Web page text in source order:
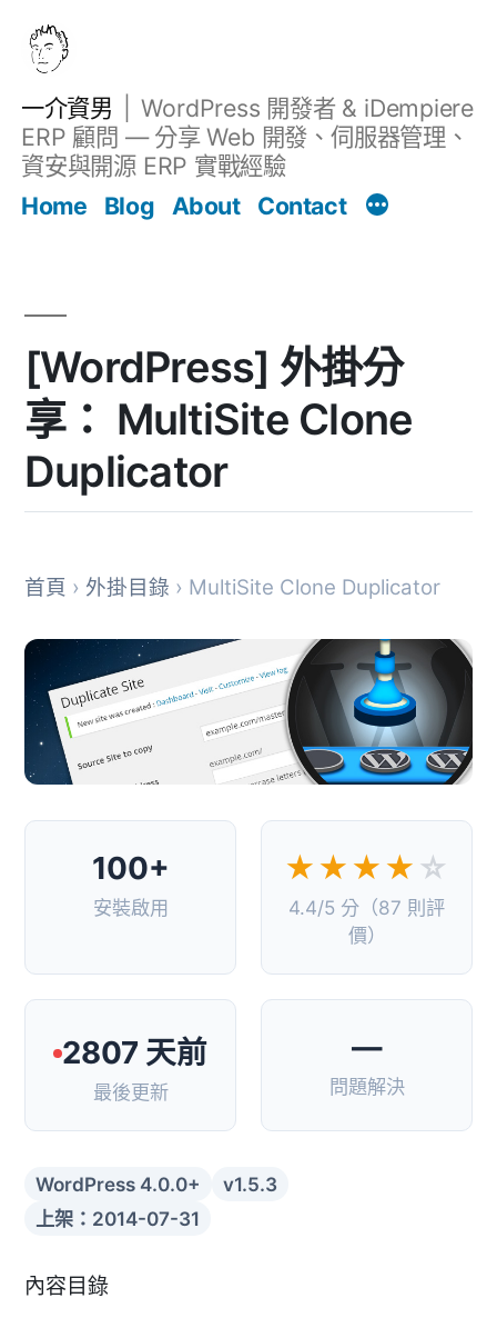
一介資男
WordPress 開發者 & iDempiere
ERP 顧問 — 分享 Web 開發、伺服器管理、
資安與開源 ERP 實戰經驗
Home
Blog About Contact
[WordPress] 外掛分
享： MultiSite Clone
Duplicator
首頁 › 外掛目錄 › MultiSite Clone Duplicator
100+
安裝啟用
★★★★ ☆
4.4/5 分（87 則評
價）
2807 天前
最後更新
—
問題解決
WordPress 4.0.0+
v1.5.3
上架：2014-07-31
內容目錄